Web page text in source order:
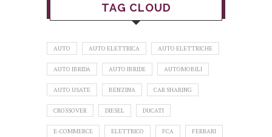
TAG CLOUD
AUTO AUTO ELETTRICA AUTO ELETTRICHE
AUTO IBRIDA AUTO IBRIDE AUTOMOBILI
AUTO USATE BENZINA CAR SHARING
CROSSOVER DIESEL DUCATI
E-COMMERCE ELETTRICO FCA FERRARI